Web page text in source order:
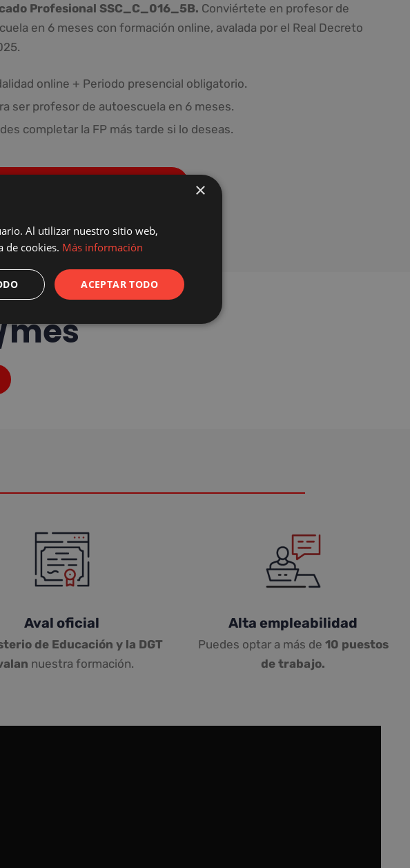
Profesional SSC_C_016_5B. Conviértete en profesor de
en 6 meses con formación online, avalada por el Real Decreto
online + Periodo presencial obligatorio.
ser profesor de autoescuela en 6 meses.
completar la FP más tarde si lo deseas.
mes
Aval oficial
de Educación y la DGT
nuestra formación.
Alta empleabilidad
Puedes optar a más de 10 puestos
de trabajo.
×
Al utilizar nuestro sitio web,
de cookies. Más información
ACEPTAR TODO